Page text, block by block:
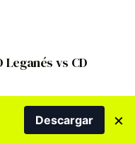
vs CD
Descargar ×